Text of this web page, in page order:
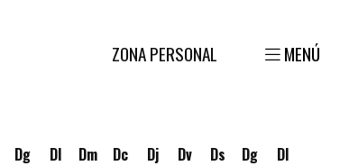
ZONA PERSONAL MENÚ
Dg
Dl
Dm
Dc
Dj
Dv
Ds
Dg
Dl